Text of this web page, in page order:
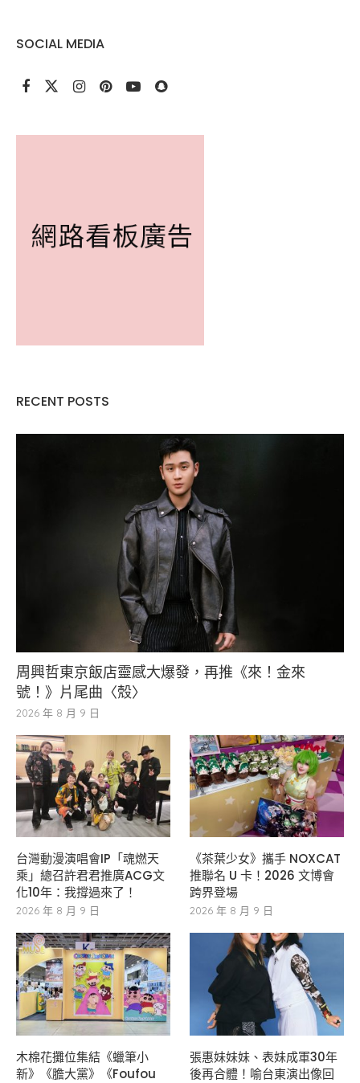
SOCIAL MEDIA
RECENT POSTS
周興哲東京飯店靈感大爆發，再推《來！金來
號！》片尾曲〈殼〉
2026 年 8 月 9 日
台灣動漫演唱會IP「魂燃天
乘」總召許君君推廣ACG文
化10年：我撐過來了！
2026 年 8 月 9 日
《茶葉少女》攜手 NOXCAT
推聯名 U 卡！2026 文博會
跨界登場
2026 年 8 月 9 日
木棉花攤位集結《蠟筆小
新》《膽大黨》《Foufou
張惠妹妹妹、表妹成軍30年
後再合體！喻台東演出像回